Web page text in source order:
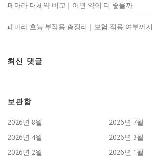
페마라 대체약 비교｜어떤 약이 더 좋을까
페마라 효능·부작용 총정리｜보험 적용 여부까지
최신 댓글
보관함
2026년 8월
2026년 7월
2026년 4월
2026년 3월
2026년 2월
2026년 1월